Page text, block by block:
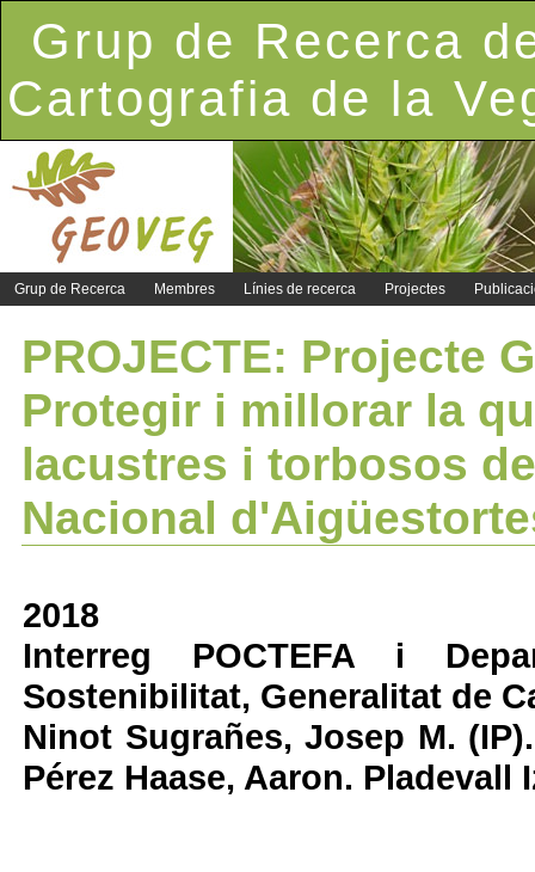
Grup de Recerca
Cartografia de la
Grup de Recerca Membres Línies de recerca Projectes
PROJECTE: Projecte
Protegir i millorar la
lacustres i torbosos
Nacional
2018
Interreg POCTEFA i
Sostenibilitat, Generalitat de
Ninot Sugrañes, Josep M.
Pérez Haase, Aaron. Pladevall